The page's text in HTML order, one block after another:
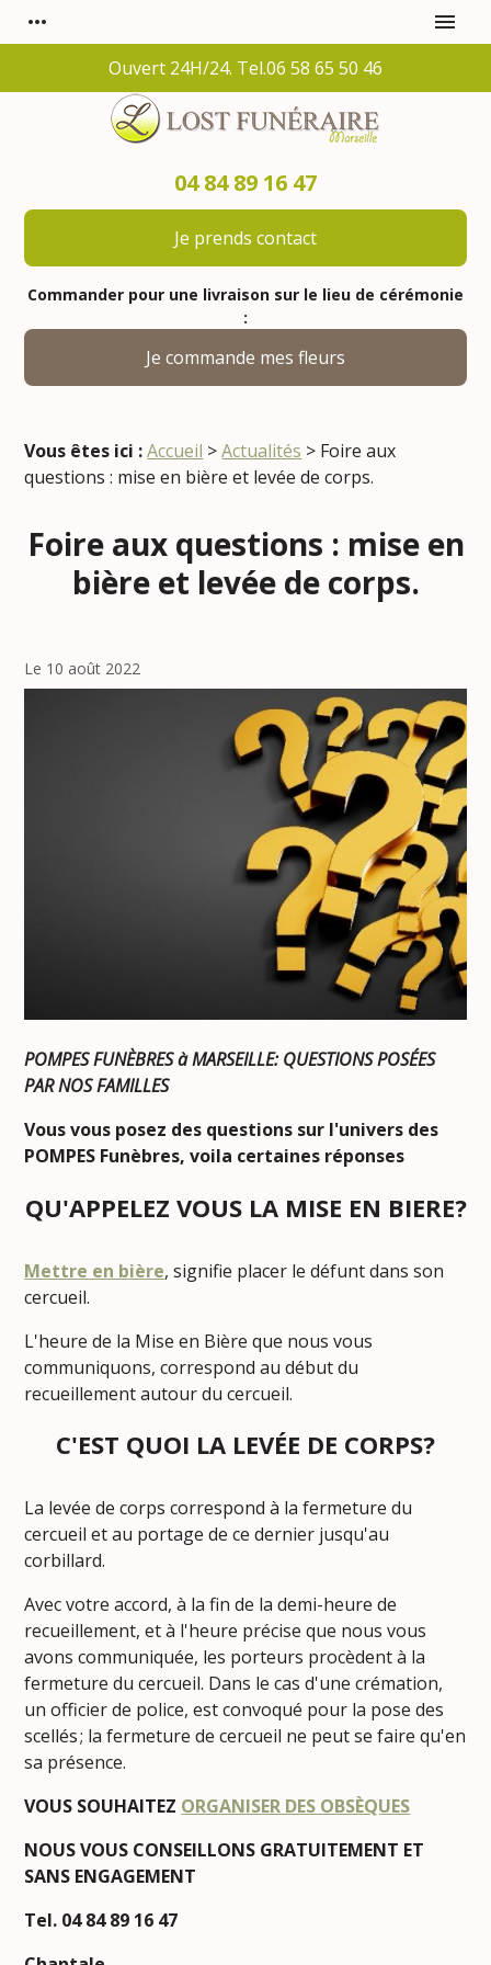
more_horiz menu
Ouvert 24H/24. Tel.06 58 65 50 46
04 84 89 16 47
Je prends contact
Commander pour une livraison sur le lieu de cérémonie
:
Je commande mes fleurs
Vous êtes ici : Accueil >Actualités > Foire aux
questions : mise en bière et levée de corps.
Foire aux questions : mise en
bière et levée de corps.
Le 10 août 2022
POMPES FUNÈBRES à MARSEILLE: QUESTIONS POSÉES
PAR NOS FAMILLES
Vous vous posez des questions sur l'univers des
POMPES Funèbres, voila certaines réponses
QU'APPELEZ VOUS LA MISE EN BIERE?
Mettre en bière, signifie placer le défunt dans son
cercueil.
L'heure de la Mise en Bière que nous vous
communiquons, correspond au début du
recueillement autour du cercueil.
C'EST QUOI LA LEVÉE DE CORPS?
La levée de corps correspond à la fermeture du
cercueil et au portage de ce dernier jusqu'au
corbillard.
Avec votre accord, à la fin de la demi-heure de
recueillement, et à l'heure précise que nous vous
avons communiquée, les porteurs procèdent à la
fermeture du cercueil. Dans le cas d'une crémation,
un officier de police, est convoqué pour la pose des
scellés ; la fermeture de cercueil ne peut se faire qu'en
sa présence.
VOUS SOUHAITEZ ORGANISER DES OBSÈQUES
NOUS VOUS CONSEILLONS GRATUITEMENT ET
SANS ENGAGEMENT
Tel. 04 84 89 16 47